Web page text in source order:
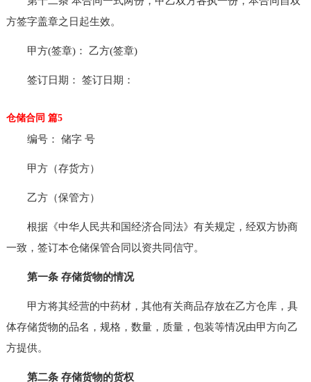
方签字盖章之日起生效。
甲方(签章)： 乙方(签章)
签订日期： 签订日期：
仓储合同 篇5
编号： 储字 号
甲方（存货方）
乙方（保管方）
根据《中华人民共和国经济合同法》有关规定，经双方协商
一致，签订本仓储保管合同以资共同信守。
第一条 存储货物的情况
甲方将其经营的中药材，其他有关商品存放在乙方仓库，具
体存储货物的品名，规格，数量，质量，包装等情况由甲方向乙
方提供。
第二条 存储货物的货权